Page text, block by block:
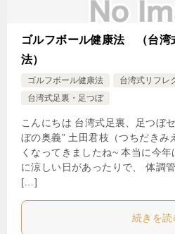
ゴルフボール健康法 （台湾
法）
ゴルフボール健康法
台湾式リフレ
台湾式足裏・足つぼ
こんにちは 台湾式足裏、足つぼ
ぼの奥義” 土田君枝（つちだきみ
くなってきましたね~ 本当に今
に涼しい日があったりで、 体調
[…]
続きを読